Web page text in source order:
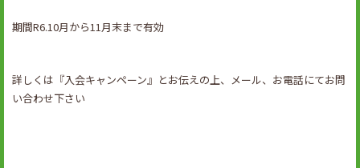
期間R6.10月から11月末まで有効
詳しくは『入会キャンペーン』とお伝えの上、メール、お電話にてお問
い合わせ下さい